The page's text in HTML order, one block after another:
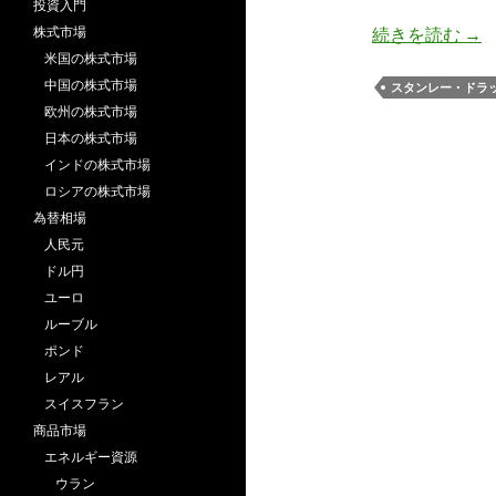
続きを読む ド
→
スタンレー・ドラ
投資入門
株式市場
米国の株式市場
中国の株式市場
欧州の株式市場
日本の株式市場
インドの株式市場
ロシアの株式市場
為替相場
人民元
ドル円
ユーロ
ルーブル
ポンド
レアル
スイスフラン
商品市場
エネルギー資源
ウラン